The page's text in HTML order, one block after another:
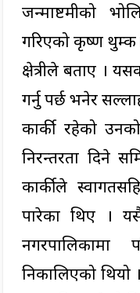
जन्माष्टमीको
गरिएको कृष्ण
क्षेत्रीले बताए ।
गर्नु पर्छ भनेर
कार्की रहेको
निरन्तरता दिने
कार्कीले
पारेका थिए ।
निकालिएको थियो